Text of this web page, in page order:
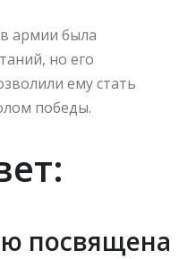
армии была
но его
ему стать
победы.
посвящена